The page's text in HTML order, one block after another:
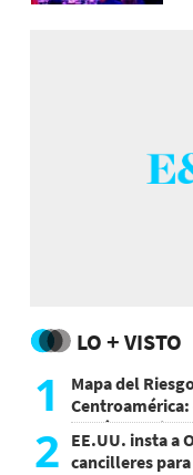
LO + VISTO
1
Mapa del
y cuáles
2 EE.UU. insta a
cancilleres